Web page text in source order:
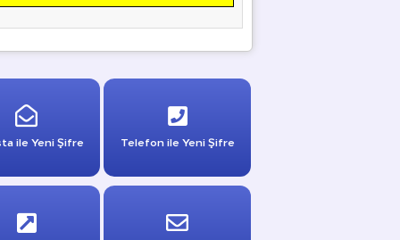
ile Yeni Şifre Telefon ile Yeni Şifre